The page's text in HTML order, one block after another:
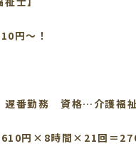
円～！
遅番勤務 資格…介護福
円×8時間×21回＝